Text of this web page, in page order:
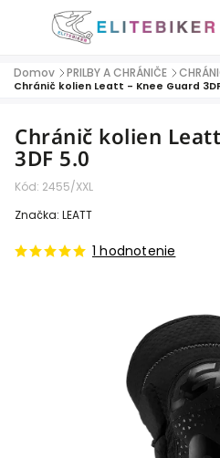
Domov / PRILBY A CHRÁNIČE /
Chránič kolien Leatt - Knee Guard
Chránič kolien
3DF 5.0
Kód: 2455/XXL
1 hodnotenie
Značka: LEATT